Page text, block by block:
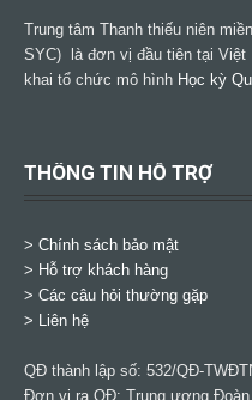
Trung tâm Thanh thiếu niên
SYC) là đơn vị đầu tiên tại Việt
khai tổ chức mô hình Học kỳ
THÔNG TIN HỖ TRỢ
> Chính sách bảo mật
> Hỗ trợ khách hàng
> Các câu hỏi thường gặp
> Liên hệ
QĐ thành lập số: 532/QĐ-
Đơn vị ra QĐ: Trung ương Đoàn